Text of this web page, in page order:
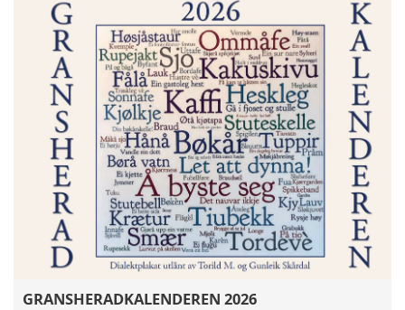
GRANSHERADKALENDEREN 2026